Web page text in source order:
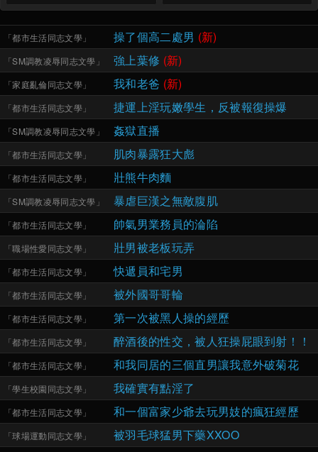
「都市生活同志文學」 操了個高二處男 (新)
「SM調教凌辱同志文學 」 強上葉修 (新)
「家庭亂倫同志文學」 我和老爸 (新)
「都市生活同志文學」 捷運上淫玩嫩學生，反被報復操爆
「SM調教凌辱同志文學 」 姦獄直播
「都市生活同志文學」 肌肉暴露狂大彪
「都市生活同志文學」 壯熊牛肉麵
「SM調教凌辱同志文學 」 暴虐巨漢之無敵腹肌
「都市生活同志文學」 帥氣男業務員的淪陷
「職場性愛同志文學」 壯男被老板玩弄
「都市生活同志文學」 快遞員和宅男
「都市生活同志文學」 被外國哥哥輪
「都市生活同志文學」 第一次被黑人操的經歷
「都市生活同志文學」 醉酒後的性交，被人狂操屁眼到射！！
「都市生活同志文學」 和我同居的三個直男讓我意外破菊花
「學生校園同志文學」 我確實有點淫了
「都市生活同志文學」 和一個富家少爺去玩男妓的瘋狂經歷
「球場運動同志文學」
被羽毛球猛男下藥XXOO